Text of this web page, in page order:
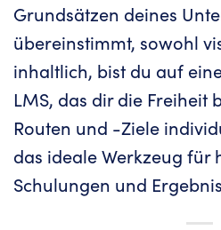
Grundsätzen deines
übereinstimmt, sowohl
inhaltlich, bist du auf
LMS, das dir die Freiheit
Routen und -Ziele
das ideale Werkzeug für
Schulungen und